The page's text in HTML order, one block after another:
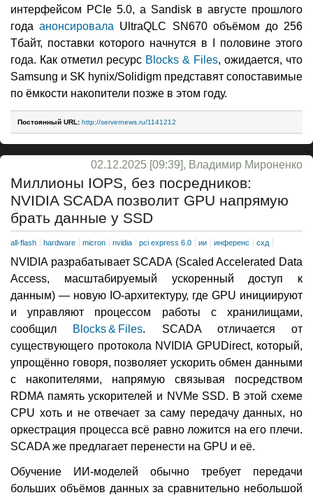
интерфейсом PCIe 5.0, а Sandisk в августе прошлого
годаанонсировала UltraQLC SN670 объёмом до 256
Тбайт, поставки которого начнутся в I половине этого
года. Как отметил ресурс Blocks & Files, ожидается, что
Samsung и SK hynix/Solidigm представят сопоставимые
по ёмкости накопители позже в этом году.
Постоянный URL: http://servernews.ru/1141212
02.12.2025 [09:39], Владимир Мироненко
Миллионы IOPS, без посредников:
NVIDIA SCADA позволит GPU напрямую
брать данные у SSD
all-flash hardware micron nvidia pci express 6.0 ии инференс схд
NVIDIA разрабатывает SCADA (Scaled Accelerated Data
Access, масштабируемый ускоренный доступ к
данным) — новую IO-архитектуру, где GPU инициируют
и управляют процессом работы с хранилищами,
сообщил
Blocks & Files. SCADA отличается от
существующего протокола NVIDIA GPUDirect, который,
упрощённо говоря, позволяет ускорить обмен данными
с накопителями, напрямую связывая посредством
RDMA память ускорителей и NVMe SSD. В этой схеме
CPU хоть и не отвечает за саму передачу данных, но
оркестрация процесса всё равно ложится на его плечи.
SCADA же предлагает перенести на GPU и её.
Обучение ИИ-моделей обычно требует передачи
больших объёмов данных за сравнительно небольшой